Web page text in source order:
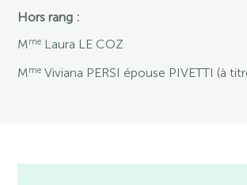
Hors rang :
Mme Laura LE COZ
Mme Viviana PERSI épouse PIVETTI (à